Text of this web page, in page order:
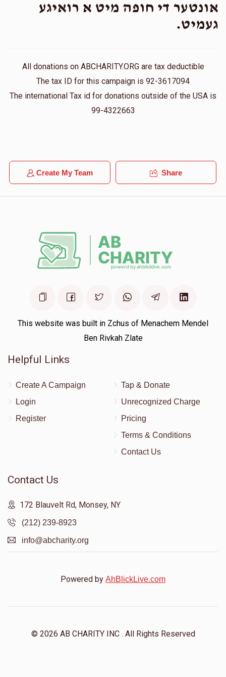
אונטער די חופה מיט א רואיגע
געמיט.
All donations on ABCHARITY.ORG are tax deductible
The tax ID for this campaign is 92-3617094
The international Tax id for donations outside of the USA is
99-4322663
Create My Team Share
This website was built in Zchus of Menachem Mendel
Ben Rivkah Zlate
Helpful Links
Create A Campaign
Login
Register
Tap & Donate
Unrecognized Charge
Pricing
Terms & Conditions
Contact Us
Contact Us
172 Blauvelt Rd, Monsey, NY
(212) 239-8923
info@abcharity.org
Powered by AhBlickLive.com
© 2026 AB CHARITY INC . All Rights Reserved